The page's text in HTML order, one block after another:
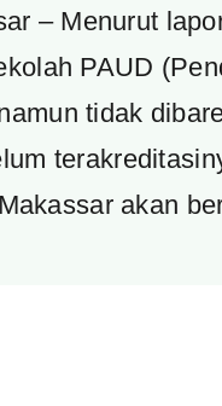
– Menurut
PAUD
tidak
akan